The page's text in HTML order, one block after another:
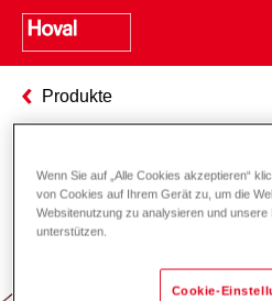
Produkte
Verantwortung
Wenn Sie auf „Alle Cookies akzeptieren“
von Cookies auf Ihrem Gerät zu, um die
Websitenutzung zu analysieren und
unterstützen.
Cookie-